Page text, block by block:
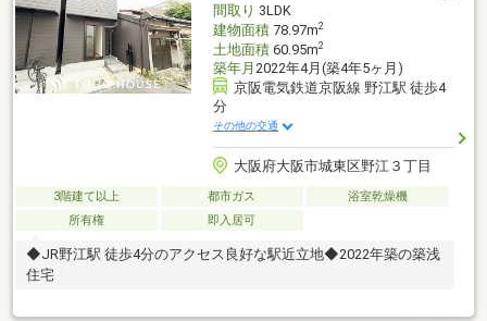
間取り 3LDK
建物面積78.97m2
土地面積60.95m2
築年月 2022年4月(築4年5ヶ月)
京阪電気鉄道京阪線 野江駅 徒歩4
分
その他の交通
大阪府大阪市城東区野江３丁目
3階建て以上 都市ガス
浴室乾燥機
所有権
即入居可
◆JR野江駅 徒歩4分のアクセス良好な駅近立地◆2022年築の築浅
住宅